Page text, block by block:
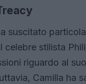
suscitato
celebre stilista
riguardo al
Camilla ha